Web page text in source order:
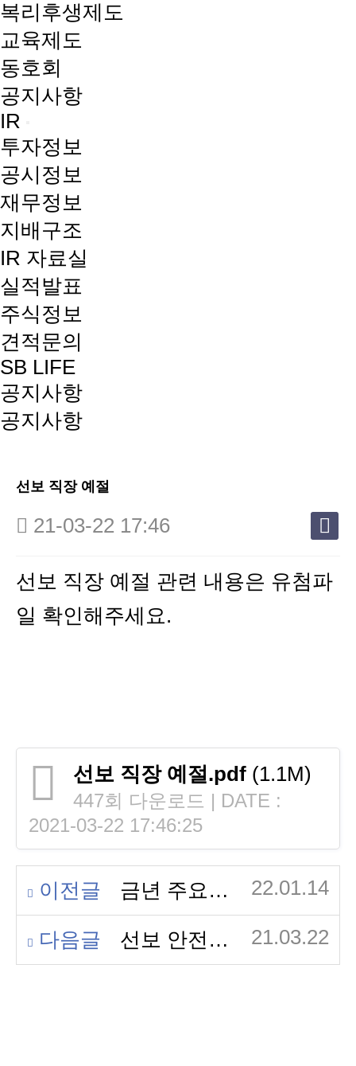
복리후생제도
교육제도
동호회
공지사항
IR
투자정보
공시정보
재무정보
지배구조
IR 자료실
실적발표
주식정보
견적문의
SB LIFE
공지사항
공지사항
선보 직장 예절
21-03-22 17:46
선보 직장 예절 관련 내용은 유첨파
일 확인해주세요.
선보 직장 예절.pdf (1.1M)
447회 다운로드 | DATE :
2021-03-22 17:46:25
이전글
금년 주요사
항 모음집
22.01.14
다음글
선보 안전
캠페인
21.03.22